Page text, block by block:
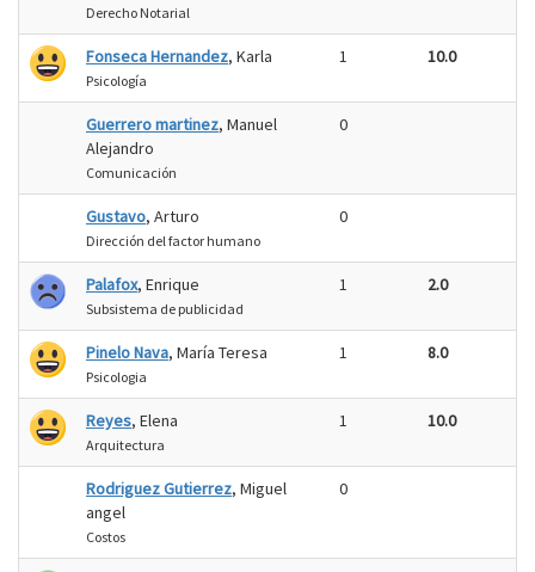
Derecho Notarial
Fonseca Hernandez, Karla
Psicología
1 10.0
Guerrero martinez, Manuel
Alejandro
Comunicación
0
Gustavo, Arturo
Dirección del factor humano
0
Palafox, Enrique
Subsistema de publicidad
1 2.0
Pinelo Nava, María Teresa
Psicologia
1 8.0
Reyes, Elena
Arquitectura
1 10.0
Rodriguez Gutierrez, Miguel
angel
Costos
0